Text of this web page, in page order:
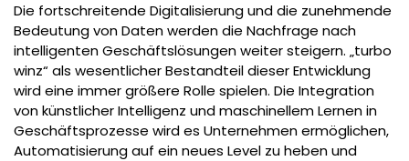
Die fortschreitende Digitalisierung und die zunehmende
Bedeutung von Daten werden die Nachfrage nach
intelligenten Geschäftslösungen weiter steigern. „turbo
winz“ als wesentlicher Bestandteil dieser Entwicklung
wird eine immer größere Rolle spielen. Die Integration
von künstlicher Intelligenz und maschinellem Lernen in
Geschäftsprozesse wird es Unternehmen ermöglichen,
Automatisierung auf ein neues Level zu heben und